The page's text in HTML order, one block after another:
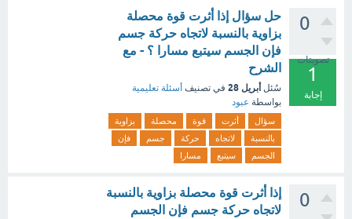
0
تصويتات
1
إجابة
حل سؤال إذا أثرت قوة محصلة
بزاوية بالنسبة لاتجاه حركة جسم
فإن الجسم سيتبع مسارا ؟ - مع
الشرح
سُئل أبريل 28 في تصنيف أسئلة تعليمية
بواسطة عبود
سؤال أثرت قوة محصلة
بزاوية
بالنسبة
لاتجاه حركة جسم
فإن
الجسم
سيتبع مسارا
0
إذا أثرت قوة محصلة بزاوية بالنسبة
لاتجاه حركة جسم فإن الجسم